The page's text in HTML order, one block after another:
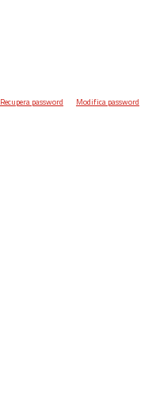
Recupera password Modifica password